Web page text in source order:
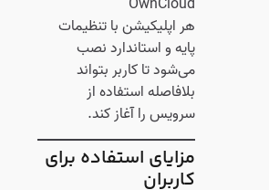
هر اپلیکیشن با تنظیمات
پایه و استاندارد نصب
می‌شود تا کاربر بتواند
بلافاصله استفاده از
سرویس را آغاز کند.
مزایای استفاده برای
کاربران